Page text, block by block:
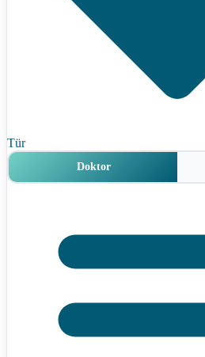
Tür
Doktor